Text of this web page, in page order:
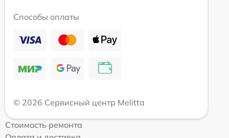
Способы оплаты
© 2026 Сервисный центр Melitta
Стоимость ремонта